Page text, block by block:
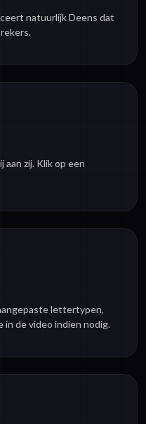
natuurlijk Deens dat
zij. Klik op een
lettertypen,
in de video indien nodig.